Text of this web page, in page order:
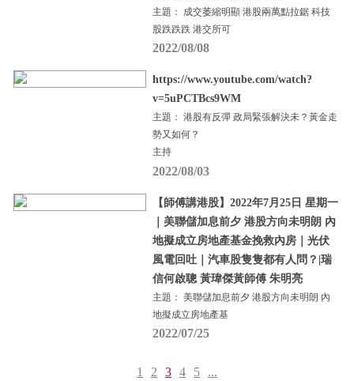
主題： 成交萎縮明顯 港股兩萬點拉鋸 科技
股跌跌跌 港交所可
2022/08/08
https://www.youtube.com/watch?
v=5uPCTBcs9WM
主題： 港股有反彈 政局緊張解決未？黃金走
勢又如何？
主持
2022/08/03
【師傅講港股】2022年7月25日 星期一
｜美聯儲加息前夕 港股方向未明朗 內
地擬成立房地產基金挽救內房｜光伏
風電回吐｜汽車股隻隻都有人問？|瑞
信何啟聰 黃瑋傑黃師傅 朱明亮
主題： 美聯儲加息前夕 港股方向未明朗 內
地擬成立房地產基
2022/07/25
1 2 3 4 5 ...